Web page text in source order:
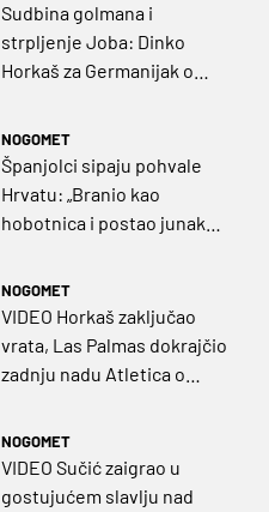
Sudbina golmana i
strpljenje Joba: Dinko
Horkaš za Germanijak o
NOGOMET
Španjolci sipaju pohvale
Hrvatu: „Branio kao
hobotnica i postao junak
NOGOMET
VIDEO Horkaš zaključao
vrata, Las Palmas dokrajčio
zadnju nadu Atletica o
NOGOMET
VIDEO Sučić zaigrao u
gostujućem slavlju nad